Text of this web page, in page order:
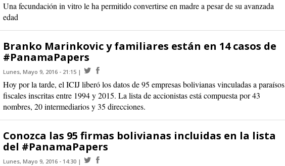
Una fecundación in vitro le ha permitido convertirse en madre a pesar de su avanzada
edad
Branko Marinkovic y familiares están en 14 casos de
#PanamaPapers
Lunes, Mayo 9, 2016 - 21:15
Hoy por la tarde, el ICIJ liberó los datos de 95 empresas bolivianas vinculadas a paraísos
fiscales inscritas entre 1994 y 2015. La lista de accionistas está compuesta por 43
nombres, 20 intermediarios y 35 direcciones.
Conozca las 95 firmas bolivianas incluidas en la lista
del #PanamaPapers
Lunes, Mayo 9, 2016 - 14:30